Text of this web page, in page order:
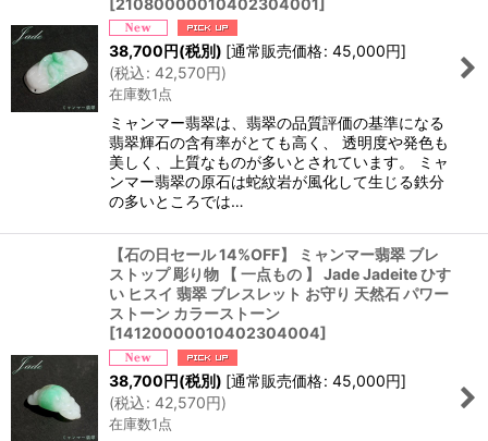
38,700円(税別) [通常販売価格: 45,000円]
(税込: 42,570円)
在庫数1点
ミャンマー翡翠は、翡翠の品質評価の基準になる
翡翠輝石の含有率がとても高く、 透明度や発色も
美しく、上質なものが多いとされています。 ミャ
ンマー翡翠の原石は蛇紋岩が風化して生じる鉄分
の多いところでは…
【石の日セール 14%OFF】 ミャンマー翡翠 ブレ
ストップ 彫り物 【 一点もの 】 Jade Jadeite ひす
い ヒスイ 翡翠 ブレスレット お守り 天然石 パワー
ストーン カラーストーン
[14120000010402304004]
38,700円(税別) [通常販売価格: 45,000円]
(税込: 42,570円)
在庫数1点